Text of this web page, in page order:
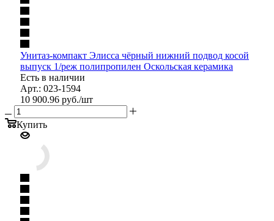
Унитаз-компакт Элисса чёрный нижний подвод косой
выпуск 1/реж полипропилен Оскольская керамика
Есть в наличии
Арт.: 023-1594
10 900.96 руб./шт
Купить